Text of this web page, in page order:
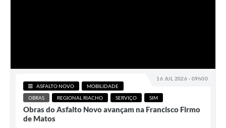
16 JUL 2026 - 09h00
ASFALTO NOVO
MOBILIDADE
OBRAS
REGIONAL RIACHO SERVIÇO SIM
Obras do Asfalto Novo avançam na Francisco Firmo
de Matos